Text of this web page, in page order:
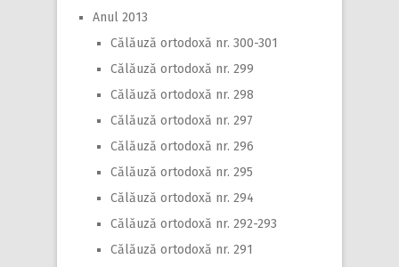
Anul 2013
Călăuză ortodoxă nr. 300-301
Călăuză ortodoxă nr. 299
Călăuză ortodoxă nr. 298
Călăuză ortodoxă nr. 297
Călăuză ortodoxă nr. 296
Călăuză ortodoxă nr. 295
Călăuză ortodoxă nr. 294
Călăuză ortodoxă nr. 292-293
Călăuză ortodoxă nr. 291